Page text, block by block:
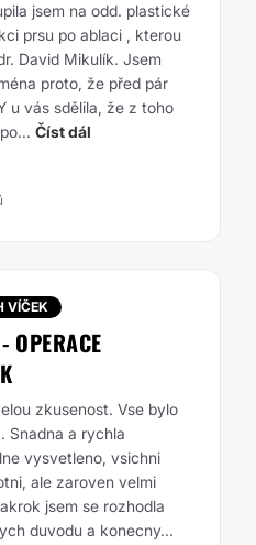
jsem na odd. plastické
prsu po ablaci , kterou
David Mikulík. Jsem
proto, že před pár
u vás sdělila, že z toho
Číst dál
VÍČEK
OPERACE
zkusenost. Vse bylo
Snadna a rychla
vysvetleno, vsichni
ale zaroven velmi
jsem se rozhodla
duvodu a konecny...